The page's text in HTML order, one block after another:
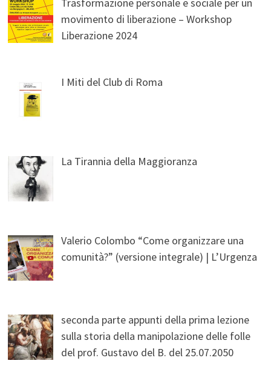
movimento di liberazione – Workshop
Liberazione 2024
I Miti del Club di Roma
La Tirannia della Maggioranza
Valerio Colombo “Come organizzare una
comunità?” (versione integrale) | L’Urgenza
seconda parte appunti della prima lezione
sulla storia della manipolazione delle folle
del prof. Gustavo del B. del 25.07.2050